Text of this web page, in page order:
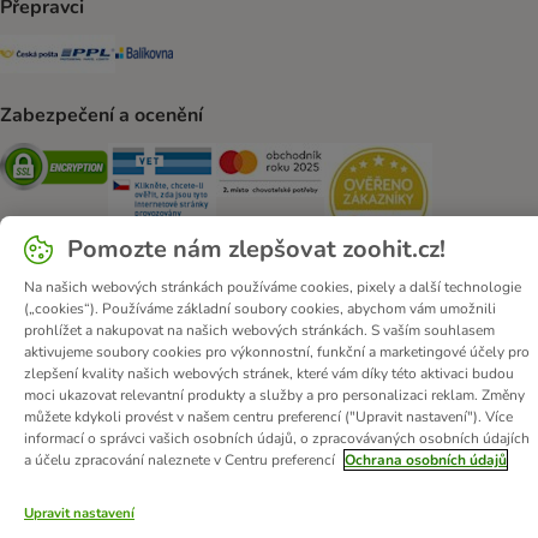
Přepravci
Česká pošta Shipping Method
PPL Shipping Method
Zabezpečení a ocenění
Security Security Security
O zoohit Kariéra Firemní webové stránky
Impressum
Všeobecné obchodní podmínky
Zde odstoupit od smlouvy
Zákon o digitálních službách
Likvidace baterií
Kontakt
Poštovné a dodací termín
Způsoby platby
Partnerský program
Ochrana osobních údajů
Pomozte nám zlepšovat zoohit.cz!
Na našich webových stránkách používáme cookies, pixely a další technologie
(„cookies“). Používáme základní soubory cookies, abychom vám umožnili
prohlížet a nakupovat na našich webových stránkách. S vaším souhlasem
aktivujeme soubory cookies pro výkonnostní, funkční a marketingové účely pro
zlepšení kvality našich webových stránek, které vám díky této aktivaci budou
moci ukazovat relevantní produkty a služby a pro personalizaci reklam. Změny
můžete kdykoli provést v našem centru preferencí ("Upravit nastavení"). Více
informací o správci vašich osobních údajů, o zpracovávaných osobních údajích
a účelu zpracování naleznete v Centru preferencí Ochrana osobních údajů
Upravit nastavení